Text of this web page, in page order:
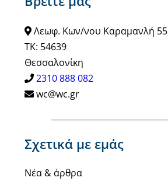
Λεωφ. Κων/νου Καραμανλή 55
ΤΚ: 54639
Θεσσαλονίκη
2310 888 082
wc@wc.gr
Σχετικά με εμάς
Νέα & άρθρα